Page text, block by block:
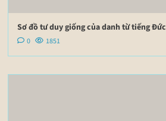
Sơ đồ tư duy giống của danh từ tiếng Đức
0 1851